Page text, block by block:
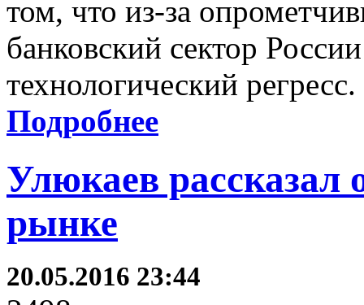
том, что из-за
банковский сектор
технологический регресс.
Подробнее
Улюкаев рассказал
рынке
20.05.2016 23:44